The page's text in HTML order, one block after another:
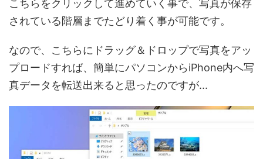
こちらをクリックして進めていく事で、写真が保存
されている階層までたどり着く事が可能です。
なので、こちらにドラッグ＆ドロップで写真をアッ
プロードすれば、簡単にパソコンからiPhone内へ写
真データを転送出来ると思ったのですが...